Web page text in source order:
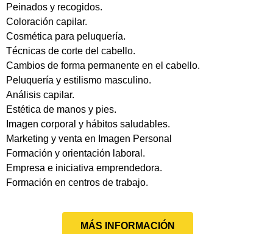
Peinados y recogidos.
Coloración capilar.
Cosmética para peluquería.
Técnicas de corte del cabello.
Cambios de forma permanente en el cabello.
Peluquería y estilismo masculino.
Análisis capilar.
Estética de manos y pies.
Imagen corporal y hábitos saludables.
Marketing y venta en Imagen Personal
Formación y orientación laboral.
Empresa e iniciativa emprendedora.
Formación en centros de trabajo.
MÁS INFORMACIÓN